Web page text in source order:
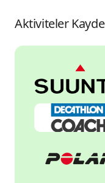
Aktiviteler